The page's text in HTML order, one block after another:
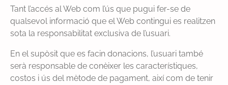
Tant l’accés al Web com l’ús que pugui fer-se de
qualsevol informació que el Web contingui es realitzen
sota la responsabilitat exclusiva de l’usuari.
En el supòsit que es facin donacions, l’usuari també
serà responsable de conèixer les característiques,
costos i ús del mètode de pagament, així com de tenir